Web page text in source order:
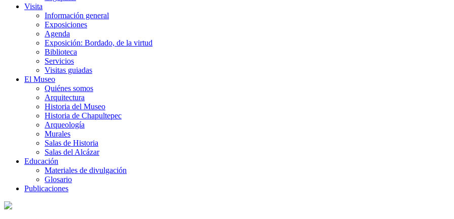
Visita
Información general
Exposiciones
Agenda
Exposición: Bordado, de la virtud
Biblioteca
Servicios
Visitas guiadas
El Museo
Quiénes somos
Arquitectura
Historia del Museo
Historia de Chapultepec
Arqueología
Murales
Salas de Historia
Salas del Alcázar
Educación
Materiales de divulgación
Glosario
Publicaciones